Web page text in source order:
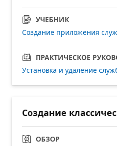
УЧЕБНИК
Создание приложения
ПРАКТИЧЕСКОЕ
Установка и удаление
Создание
ОБЗОР